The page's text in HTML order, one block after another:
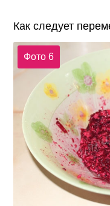
Как следует
Фото 6